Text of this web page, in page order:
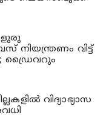
വിട്ട്
ഡ്രൈവറും
വിദ്യാഭ്യാസ